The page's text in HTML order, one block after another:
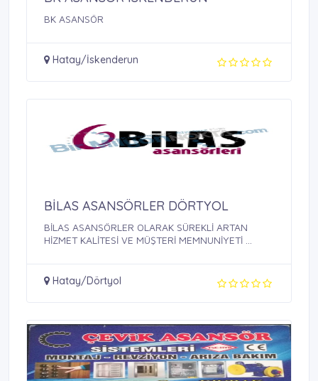
BK ASANSÖR
Hatay/İskenderun
BİLAS ASANSÖRLER DÖRTYOL
BİLAS ASANSÖRLER OLARAK SÜREKLİ ARTAN
HİZMET KALİTESİ VE MÜŞTERİ MEMNUNİYETİ ...
Hatay/Dörtyol